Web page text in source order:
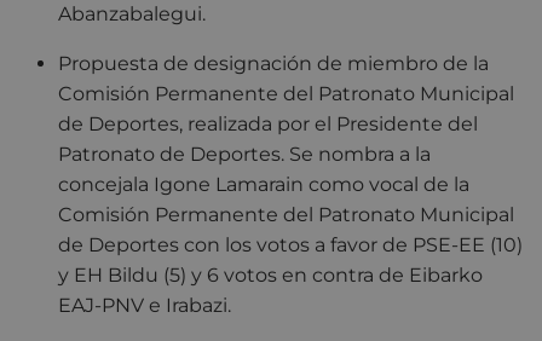
Abanzabalegui.
Propuesta de designación de miembro de la
Comisión Permanente del Patronato Municipal
de Deportes, realizada por el Presidente del
Patronato de Deportes. Se nombra a la
concejala Igone Lamarain como vocal de la
Comisión Permanente del Patronato Municipal
de Deportes con los votos a favor de PSE-EE (10)
y EH Bildu (5) y 6 votos en contra de Eibarko
EAJ-PNV e Irabazi.